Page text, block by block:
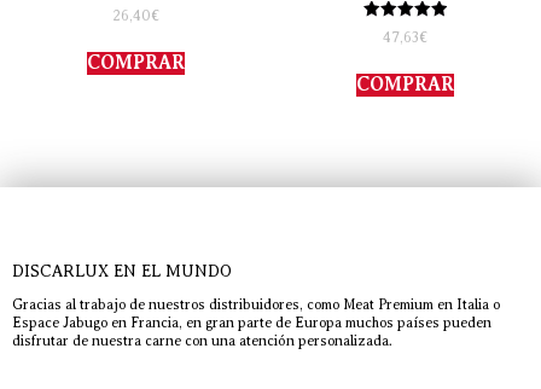
Valorado
con
de 5
26,40€
COMPRAR
Valorado
con
de 5
47,63€
COMPRAR
DISCARLUX EN EL MUNDO
Gracias al trabajo de nuestros distribuidores, como Meat Premium en Italia o
Espace Jabugo en Francia, en gran parte de Europa muchos países pueden
disfrutar de nuestra carne con una atención personalizada.